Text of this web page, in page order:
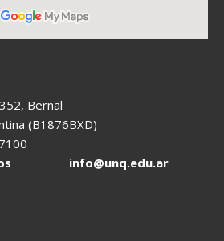
Bernal
(B1876BXD)
7100
info@unq.edu.ar